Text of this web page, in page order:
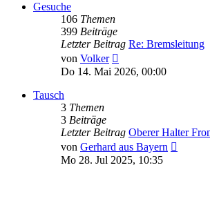
Gesuche
106 Themen
399 Beiträge
Letzter Beitrag Re: Bremsleitung
von Volker
Beitrag
Do 14. Mai 2026, 00:00
Tausch
3 Themen
3 Beiträge
Letzter Beitrag Oberer Halter
von Gerhard aus Bayern
Mo 28. Jul 2025, 10:35